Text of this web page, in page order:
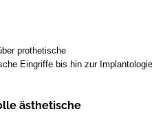
prothetische
Eingriffe bis hin zur Implantologie
ästhetische